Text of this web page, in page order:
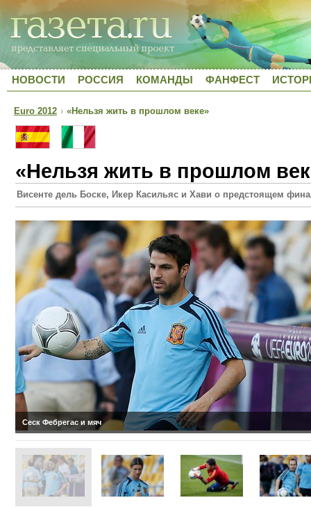
НОВОСТИ РОССИЯ КОМАНДЫ ФАНФЕСТ
Euro 2012 › «Нельзя жить в прошлом веке»
«Нельзя жить в прошлом
Висенте дель Боске, Икер Касильяс и Хави о предстоящем
Сеск Фебрегас и мяч